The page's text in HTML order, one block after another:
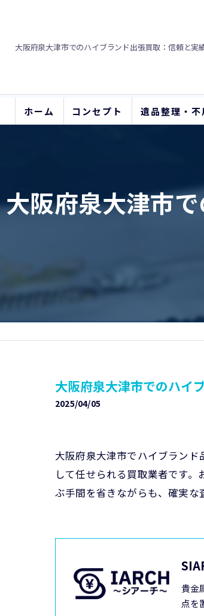
大阪府泉大津市でのハイブランド出張買取：信頼と実
ホーム コンセプト 遺品整理・不
大阪府泉大津市
大阪府泉大津市でのハイ
2025/04/05
大阪府泉大津市でハイブラン
して任せられる買取業者です
ぶ手間を省きながらも、確実な
貴金
点を